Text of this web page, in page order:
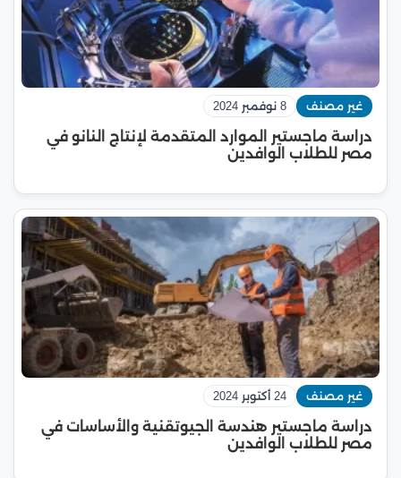
غير مصنف 8 نوفمبر 2024
دراسة ماجستير الموارد المتقدمة لإنتاج النانو في
مصر للطلاب الوافدين
غير مصنف 24 أكتوبر 2024
دراسة ماجستير هندسة الجيوتقنية والأساسات في
مصر للطلاب الوافدين